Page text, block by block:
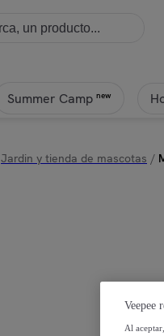
Summer Camp new
Jardin y tienda de mascotas /
Veepee
Al